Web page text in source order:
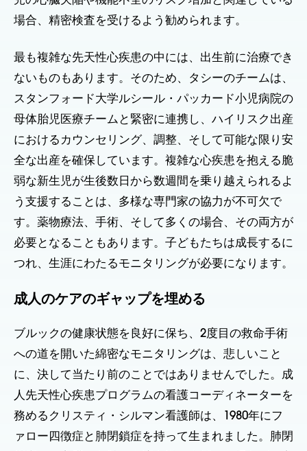
場合、精密検査を受けるよう勧められます。
最も複雑な先天性心疾患の中には、出生前に治療でき
ないものもあります。そのため、タシーのチームは、
スタンフォード大学ルシール・パッカード小児病院の
母体胎児医療チームと緊密に連携し、ハイリスク出産
におけるカウンセリング、調整、そして可能な限り安
全な出産を確保しています。複雑な心疾患を抱える脆
弱な新生児が生後数日から数週間を乗り越えられるよ
う支援することは、多様な専門家の協力が不可欠で
す。薬物療法、手術、そして多くの場合、その両方が
必要となることもあります。子どもたちは成長するに
つれ、生涯にわたるモニタリングが必要になります。
成人のケアのギャップを埋める
ブルックの健康状態を良好に保ち、2度目の救命手術
への道を開いた綿密なモニタリングは、悲しいこと
に、決して当たり前のことではありませんでした。成
人先天性心疾患プログラムの看護コーディネーターを
務めるクリスティ・シルマン看護師は、1980年にフ
ァロー四徴症と肺閉鎖症を持って生まれました。肺閉